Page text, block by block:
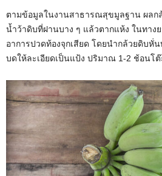
ตามข้อมูลในงานสาธารณสุขมูลฐาน ผลก
น้ำว้าดิบที่ฝานบาง ๆ แล้วตากแห้ง ในทางย
อาการปวดท้องจุกเสียด โดยนำกล้วยดิบหั่
บดให้ละเอียดเป็นแป้ง ปริมาณ 1-2 ช้อนโ